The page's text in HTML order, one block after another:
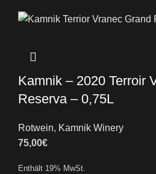
Kamnik – 2020 Terroir
Reserva – 0,75L
Rotwein, Kamnik Winery
75,00€
Enthält 19% MwSt.